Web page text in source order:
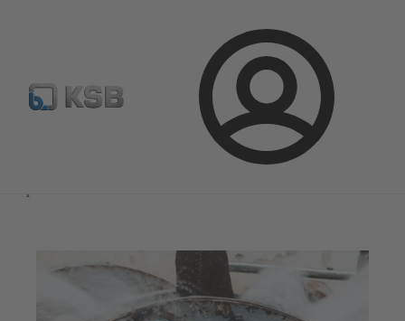
Aanmelding
Configure Product KSB Select Standaard stuklijsten
Magazine